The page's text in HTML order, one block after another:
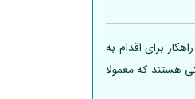
برای اقدام به
هستند که معمولا